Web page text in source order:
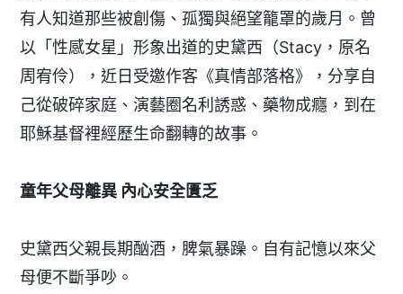
有人知道那些被創傷、孤獨與絕望籠罩的歲月。曾
以「性感女星」形象出道的史黛西（Stacy，原名
周宥伶），近日受邀作客《真情部落格》，分享自
己從破碎家庭、演藝圈名利誘惑、藥物成癮，到在
耶穌基督裡經歷生命翻轉的故事。
童年父母離異 內心安全匱乏
史黛西父親長期酗酒，脾氣暴躁。自有記憶以來父
母便不斷爭吵。